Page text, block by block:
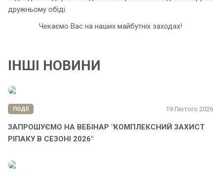
дружньому обіді.
Чекаємо Вас на наших майбутніх заходах!
ІНШІ НОВИНИ
ПОДІЇ 19 Лютого 2026
ЗАПРОШУЄМО НА ВЕБІНАР "КОМПЛЕКСНИЙ ЗАХИСТ
РІПАКУ В СЕЗОНІ 2026"